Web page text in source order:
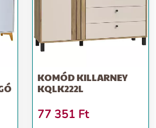
KOMÓD KILLARNEY
KQLK222L
77 351 Ft